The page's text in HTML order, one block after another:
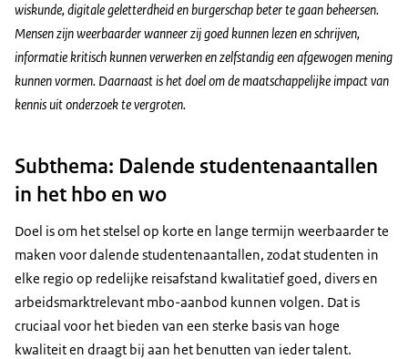
wiskunde, digitale geletterdheid en burgerschap beter te gaan beheersen.
Mensen zijn weerbaarder wanneer zij goed kunnen lezen en schrijven,
informatie kritisch kunnen verwerken en zelfstandig een afgewogen mening
kunnen vormen. Daarnaast is het doel om de maatschappelĳke impact van
kennis uit onderzoek te vergroten.
Subthema: Dalende studentenaantallen
in het hbo en wo
Doel is om het stelsel op korte en lange termijn weerbaarder te
maken voor dalende studentenaantallen, zodat studenten in
elke regio op redelijke reisafstand kwalitatief goed, divers en
arbeidsmarktrelevant mbo-aanbod kunnen volgen. Dat is
cruciaal voor het bieden van een sterke basis van hoge
kwaliteit en draagt bij aan het benutten van ieder talent.